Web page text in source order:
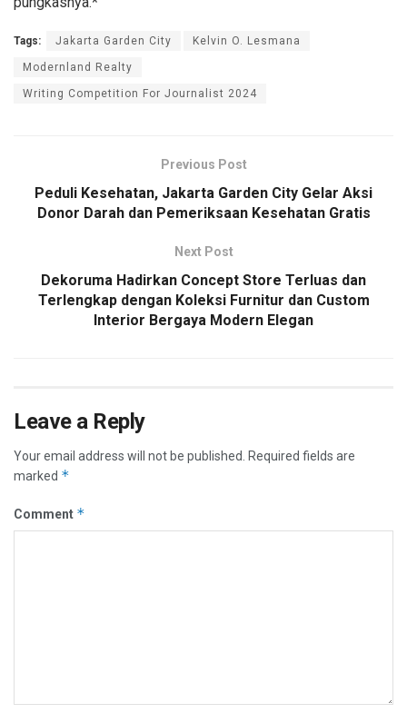
Tags: Jakarta Garden City Kelvin O. Lesmana
Modernland Realty
Writing Competition For Journalist 2024
Previous Post
Peduli Kesehatan, Jakarta Garden City Gelar Aksi
Donor Darah dan Pemeriksaan Kesehatan Gratis
Next Post
Dekoruma Hadirkan Concept Store Terluas dan
Terlengkap dengan Koleksi Furnitur dan Custom
Interior Bergaya Modern Elegan
Leave a Reply
Your email address will not be published.
Required fields are
marked *
Comment *